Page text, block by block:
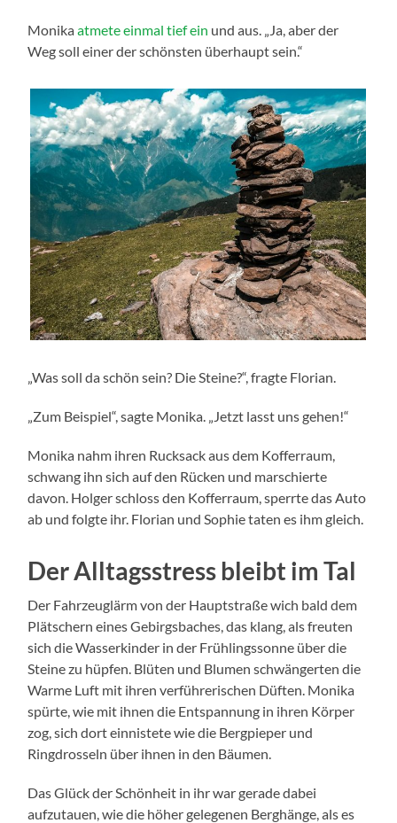
Monikaatmete einmal tief ein und aus. „Ja, aber der
Weg soll einer der schönsten überhaupt sein.“
„Was soll da schön sein? Die Steine?“, fragte Florian.
„Zum Beispiel“, sagte Monika. „Jetzt lasst uns gehen!“
Monika nahm ihren Rucksack aus dem Kofferraum,
schwang ihn sich auf den Rücken und marschierte
davon. Holger schloss den Kofferraum, sperrte das Auto
ab und folgte ihr. Florian und Sophie taten es ihm gleich.
Der Alltagsstress bleibt im Tal
Der Fahrzeuglärm von der Hauptstraße wich bald dem
Plätschern eines Gebirgsbaches, das klang, als freuten
sich die Wasserkinder in der Frühlingssonne über die
Steine zu hüpfen. Blüten und Blumen schwängerten die
Warme Luft mit ihren verführerischen Düften. Monika
spürte, wie mit ihnen die Entspannung in ihren Körper
zog, sich dort einnistete wie die Bergpieper und
Ringdrosseln über ihnen in den Bäumen.
Das Glück der Schönheit in ihr war gerade dabei
aufzutauen, wie die höher gelegenen Berghänge, als es